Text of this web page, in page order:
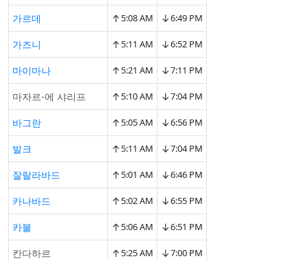
가르데 ↑5:08 AM ↓6:49 PM
가즈니 ↑5:11 AM ↓6:52 PM
마이마나 ↑5:21 AM ↓7:11 PM
마자르-에 샤리프 ↑5:10 AM ↓7:04 PM
바그란 ↑5:05 AM ↓6:56 PM
발크 ↑5:11 AM ↓7:04 PM
잘랄라바드 ↑5:01 AM ↓6:46 PM
카나바드 ↑5:02 AM ↓6:55 PM
카불 ↑5:06 AM ↓6:51 PM
칸다하르 ↑5:25 AM ↓7:00 PM